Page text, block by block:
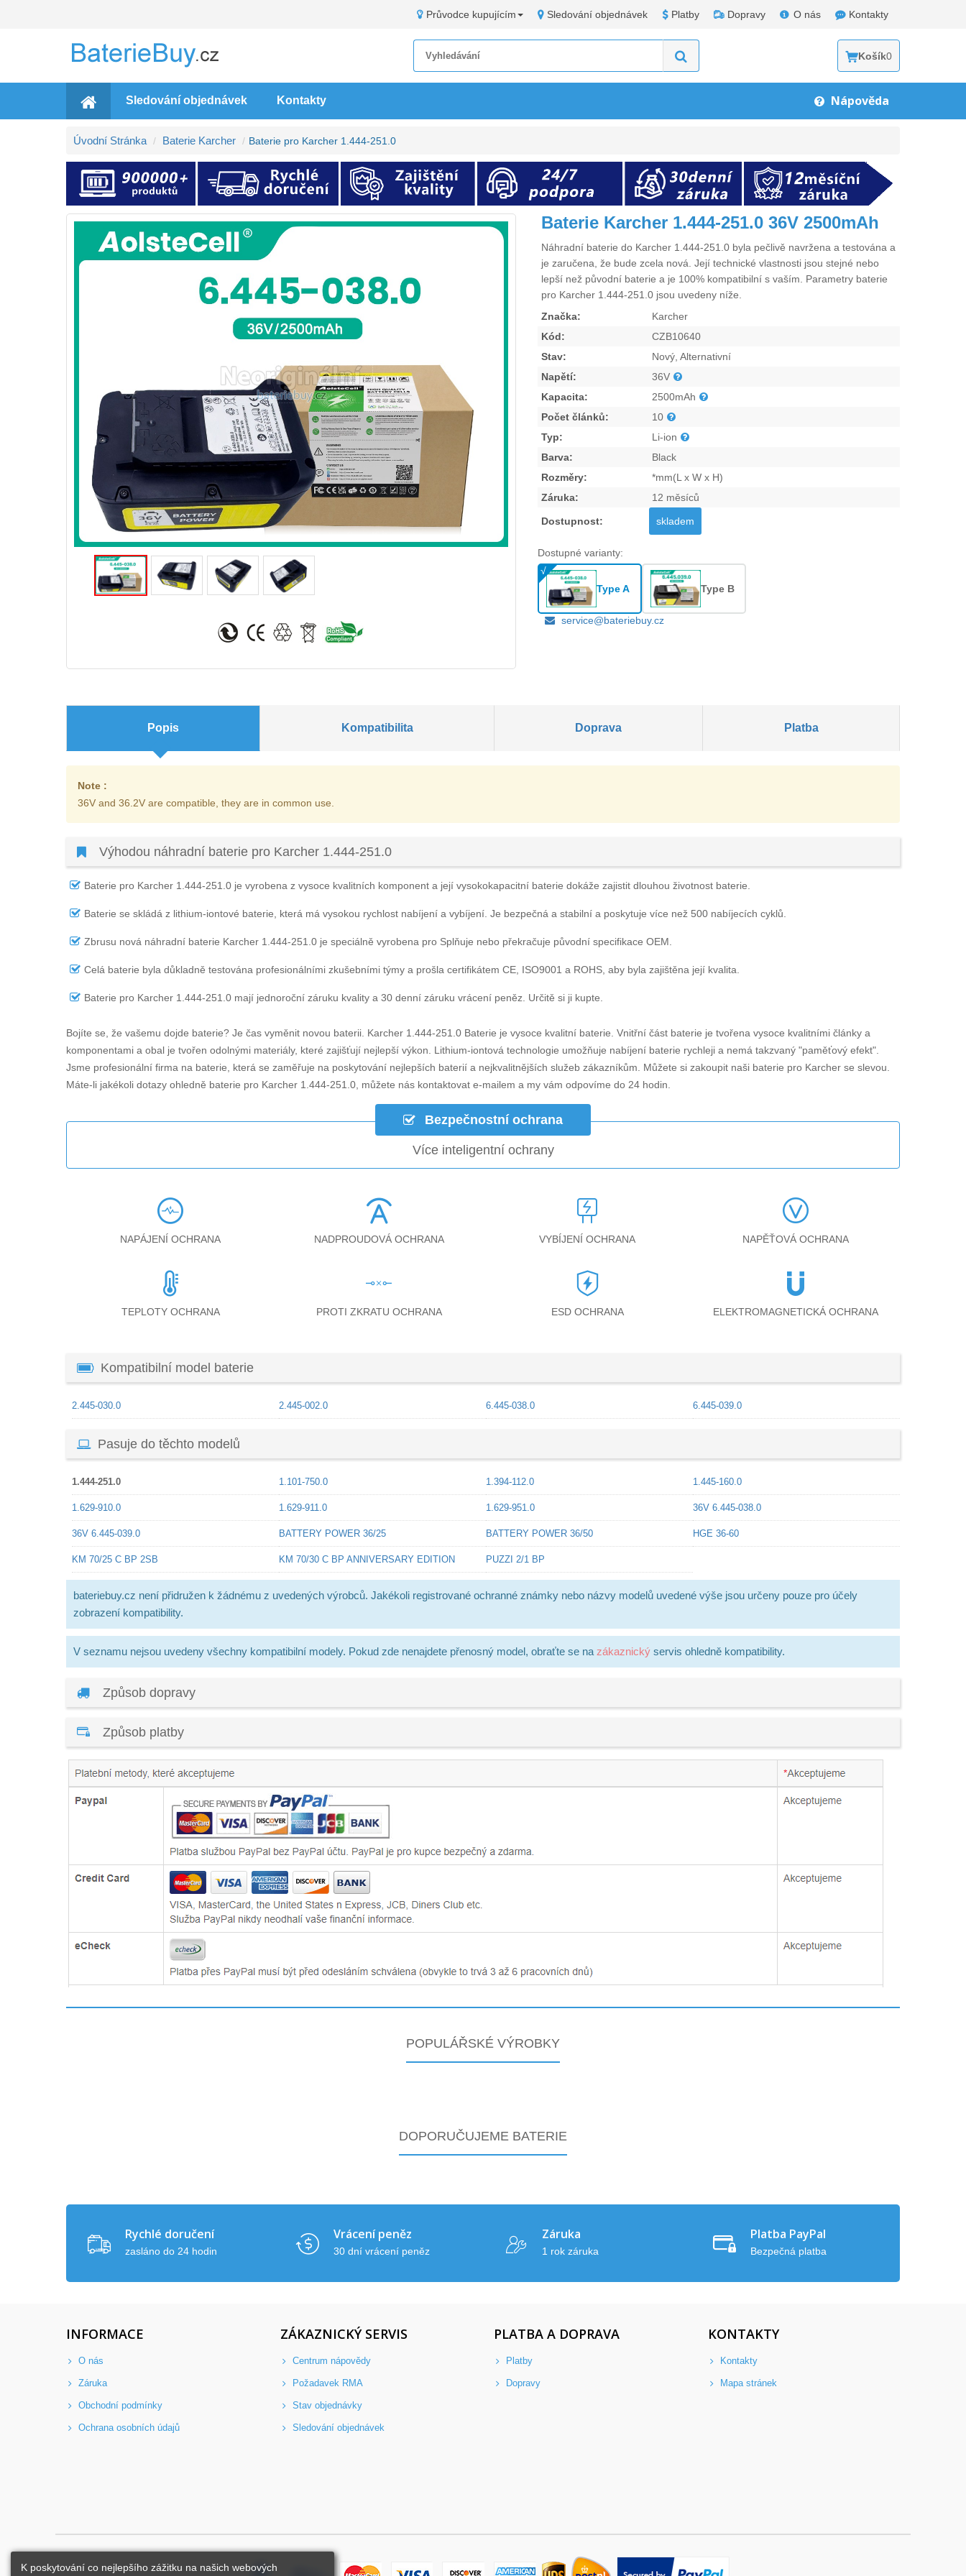
Průvodce kupujícím Sledování objednávek Platby Dopravy O nás Kontakty
Košík0
Sledování objednávek Kontakty Nápověda
Úvodní Stránka Baterie Karcher Baterie pro Karcher 1.444-251.0
Baterie Karcher 1.444-251.0 36V 2500mAh
Náhradní baterie do Karcher 1.444-251.0 byla pečlivě navržena a testována a
je zaručena, že bude zcela nová. Její technické vlastnosti jsou stejné nebo
lepší než původní baterie a je 100% kompatibilní s vaším. Parametry baterie
pro Karcher 1.444-251.0 jsou uvedeny níže.
Značka:
Karcher
Kód:
CZB10640
Stav:
Nový, Alternativní
Napětí:
36V
Kapacita:
2500mAh
Počet článků:
10
Typ:
Li-ion
Barva:
Black
Rozměry:
*mm(L x W x H)
Záruka:
12 měsíců
Dostupnost: skladem
Dostupné varianty:
Type A Type B
service@bateriebuy.cz
Popis Kompatibilita Doprava Platba
Note :
36V and 36.2V are compatible, they are in common use.
Výhodou náhradní baterie pro Karcher 1.444-251.0
Baterie pro Karcher 1.444-251.0 je vyrobena z vysoce kvalitních komponent a její vysokokapacitní baterie dokáže zajistit dlouhou životnost baterie.
Baterie se skládá z lithium-iontové baterie, která má vysokou rychlost nabíjení a vybíjení. Je bezpečná a stabilní a poskytuje více než 500 nabíjecích cyklů.
Zbrusu nová náhradní baterie Karcher 1.444-251.0 je speciálně vyrobena pro Splňuje nebo překračuje původní specifikace OEM.
Celá baterie byla důkladně testována profesionálními zkušebními týmy a prošla certifikátem CE, ISO9001 a ROHS, aby byla zajištěna její kvalita.
Baterie pro Karcher 1.444-251.0 mají jednoroční záruku kvality a 30 denní záruku vrácení peněz. Určitě si ji kupte.
Bojíte se, že vašemu dojde baterie? Je čas vyměnit novou baterii. Karcher 1.444-251.0 Baterie je vysoce kvalitní baterie. Vnitřní část baterie je tvořena vysoce kvalitními články a
komponentami a obal je tvořen odolnými materiály, které zajišťují nejlepší výkon. Lithium-iontová technologie umožňuje nabíjení baterie rychleji a nemá takzvaný "paměťový efekt".
Jsme profesionální firma na baterie, která se zaměřuje na poskytování nejlepších baterií a nejkvalitnějších služeb zákazníkům. Můžete si zakoupit naši baterie pro Karcher se slevou.
Máte-li jakékoli dotazy ohledně baterie pro Karcher 1.444-251.0 , můžete nás kontaktovat e-mailem a my vám odpovíme do 24 hodin.
Bezpečnostní ochrana
Více inteligentní ochrany
NAPÁJENÍ OCHRANA NADPROUDOVÁ OCHRANA VYBÍJENÍ OCHRANA NAPĚŤOVÁ OCHRANA
TEPLOTY OCHRANA PROTI ZKRATU OCHRANA ESD OCHRANA ELEKTROMAGNETICKÁ OCHRANA
Kompatibilní model baterie
2.445-030.0 2.445-002.0 6.445-038.0 6.445-039.0
Pasuje do těchto modelů
1.444-251.0 1.101-750.0 1.394-112.0 1.445-160.0
1.629-910.0 1.629-911.0 1.629-951.0 36V 6.445-038.0
36V 6.445-039.0 BATTERY POWER 36/25 BATTERY POWER 36/50 HGE 36-60
KM 70/25 C BP 2SB KM 70/30 C BP ANNIVERSARY EDITION PUZZI 2/1 BP
bateriebuy.cz není přidružen k žádnému z uvedených výrobců. Jakékoli registrované ochranné známky nebo názvy modelů uvedené výše jsou určeny pouze pro účely
zobrazení kompatibility.
V seznamu nejsou uvedeny všechny kompatibilní modely. Pokud zde nenajdete přenosný model, obraťte se na zákaznický servis ohledně kompatibility.
Způsob dopravy
Způsob platby
POPULÁŘSKÉ VÝROBKY
DOPORUČUJEME BATERIE
Rychlé doručení
zasláno do 24 hodin
Vrácení peněz
30 dní vrácení peněz
Záruka
1 rok záruka
Platba PayPal
Bezpečná platba
INFORMACE
O nás
Záruka
Obchodní podmínky
Ochrana osobních údajů
ZÁKAZNICKÝ SERVIS
Centrum nápovědy
Požadavek RMA
Stav objednávky
Sledování objednávek
PLATBA A DOPRAVA
Platby
Dopravy
KONTAKTY
Kontakty
Mapa stránek
K poskytování co nejlepšího zážitku na našich webových